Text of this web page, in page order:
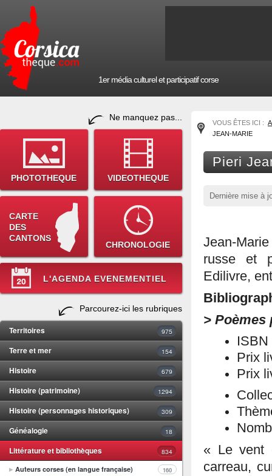
1er média culturel et participatif corse
Ne manquez pas...
PHOTOTHEQUE VIDEOTHEQUE
CARTE
DES
CANTONS
CHRONOLOGIE
L'AGENDA EVENEMENTIEL
Parcourez-ici les rubriques
Territoires 975
Terre et mer 154
Histoire 679
Histoire (patrimoine) 1294
Histoire (personnages historiques) 309
Généalogie 18
Littérature et bibliothèques
834
Auteurs corses (en langue française)
160
VOUS ÊTES ICI :
JEAN-MARIE
Pieri
Dernière mise à
Jean-
russe et
Edilivre,
> Poèmes
ISBN
Prix
Prix
« Le vent
carreau,